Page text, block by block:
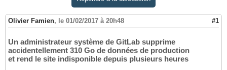
Olivier Famien, le 01/02/2017 à 20h48 #1
Un administrateur système de GitLab supprime
accidentellement 310 Go de données de production
et rend le site indisponible depuis plusieurs heures